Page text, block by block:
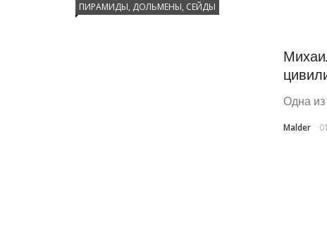
ПИРАМИДЫ, ДОЛЬМЕНЫ, СЕЙДЫ
Одна из
Malder